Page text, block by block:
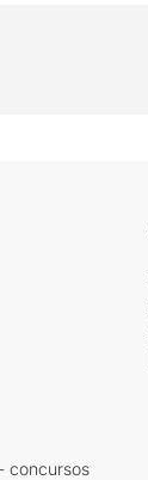
concursos